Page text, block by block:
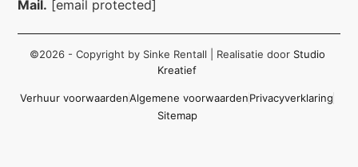
Mail. [email protected]
©2026 - Copyright by Sinke Rentall | Realisatie door Studio
Kreatief
Verhuur voorwaardenAlgemene voorwaardenPrivacyverklaring
Sitemap